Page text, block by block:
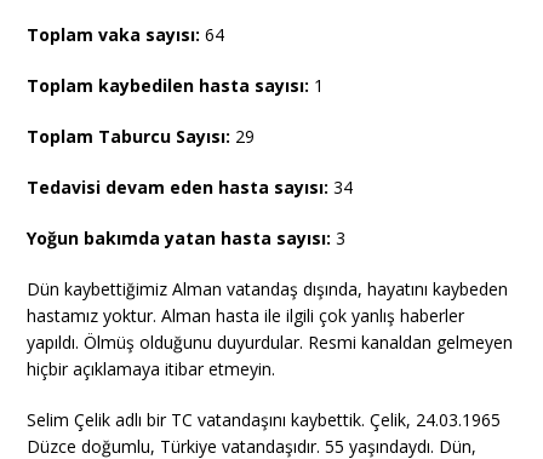
Toplam vaka sayısı: 64
Toplam kaybedilen hasta sayısı: 1
Toplam Taburcu Sayısı: 29
Tedavisi devam eden hasta sayısı: 34
Yoğun bakımda yatan hasta sayısı: 3
Dün kaybettiğimiz Alman vatandaş dışında, hayatını kaybeden
hastamız yoktur. Alman hasta ile ilgili çok yanlış haberler
yapıldı. Ölmüş olduğunu duyurdular. Resmi kanaldan gelmeyen
hiçbir açıklamaya itibar etmeyin.
Selim Çelik adlı bir TC vatandaşını kaybettik. Çelik, 24.03.1965
Düzce doğumlu, Türkiye vatandaşıdır. 55 yaşındaydı. Dün,